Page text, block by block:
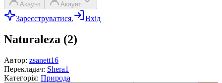
Акаунт Акаунт
Зареєструватися. Вхід
Naturaleza (2)
Автор: zsanett16
Перекладач: Shera1
Категорія: Природа